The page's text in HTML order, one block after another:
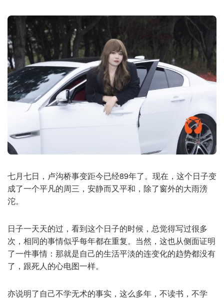
七月七日，卢沟桥事变距今已经89年了。现在，这个日子变
成了一个平凡的周三，安静而又平和，除了窗外的大雨滂
沱。
日子一天天的过，看到这个日子的时候，总觉得写过很多
次，相同的事情似乎每年都在重复。当然，这也从侧面证明
了一件事情：那就是自己的生活平淡的连变化的趋势都没有
了，跟死人的心电图一样。
亦说明了自己不学无术的事实，这么多年，不读书，不学